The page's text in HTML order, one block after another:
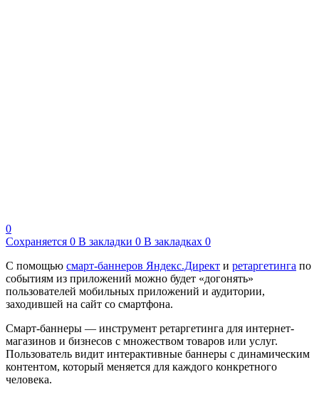
0
Сохраняется 0 В закладки 0 В закладках 0
С помощью смарт-баннеров Яндекс.Директ и ретаргетинга по
событиям из приложений можно будет «догонять»
пользователей мобильных приложений и аудитории,
заходившей на сайт со смартфона.
Смарт-баннеры — инструмент ретаргетинга для интернет-
магазинов и бизнесов с множеством товаров или услуг.
Пользователь видит интерактивные баннеры с динамическим
контентом, который меняется для каждого конкретного
человека.